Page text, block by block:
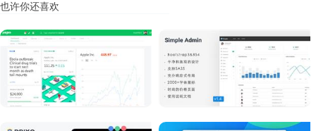
也许你还喜欢